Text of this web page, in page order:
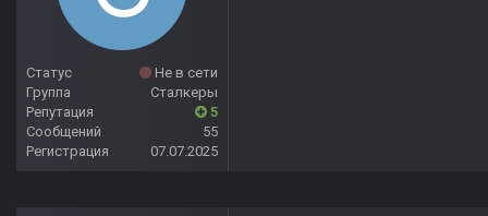
Статус
Не в сети
Группа
Сталкеры
Репутация
5
Сообщений
55
Регистрация
07.07.2025